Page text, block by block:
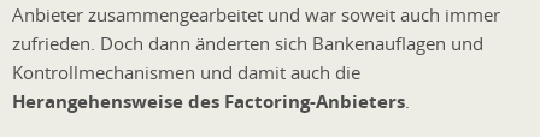
Anbieter zusammengearbeitet und war soweit auch immer
zufrieden. Doch dann änderten sich Bankenauflagen und
Kontrollmechanismen und damit auch die
Herangehensweise des Factoring-Anbieters.